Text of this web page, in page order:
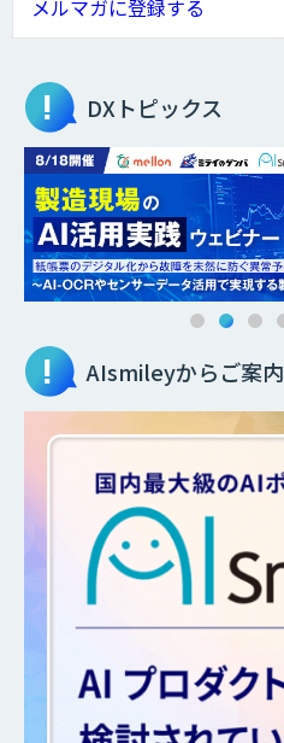
メルマガに登録する
DXトピックス
AIsmileyからご案内